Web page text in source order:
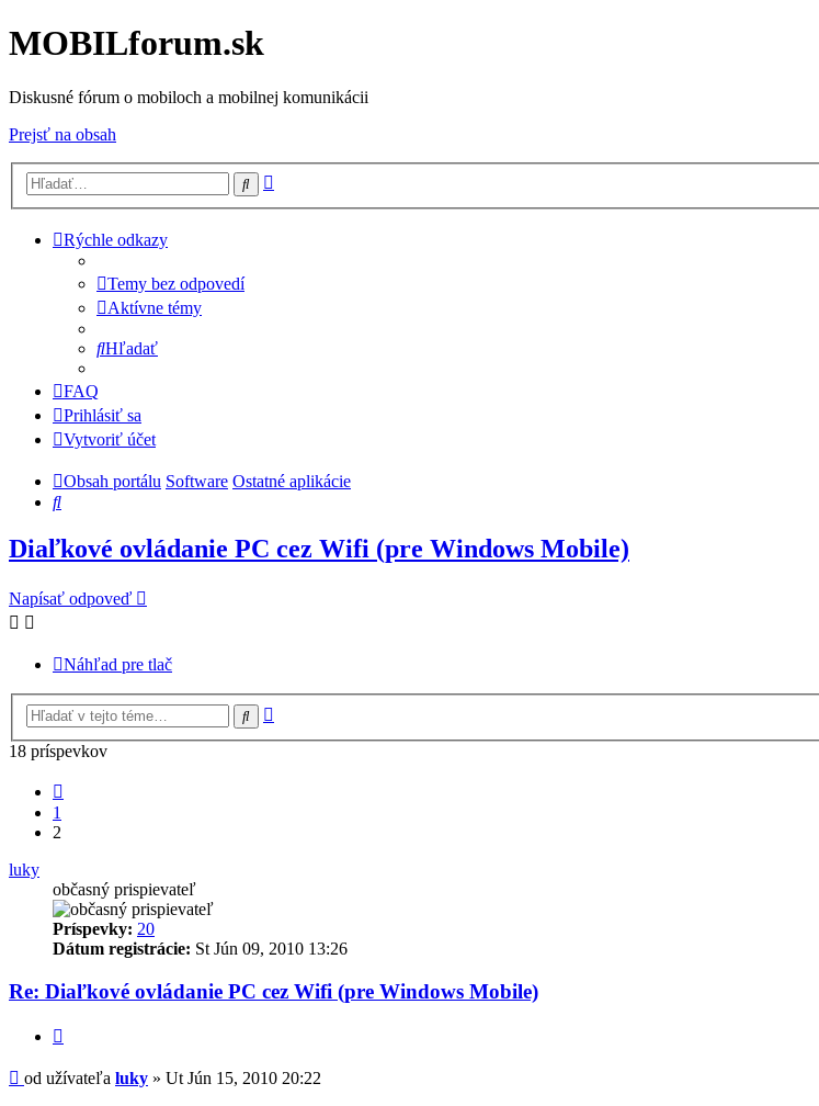
MOBILforum.sk
Diskusné fórum o mobiloch a mobilnej komunikácii
Prejsť na obsah
Hľadať
Rýchle odkazy
Temy bez odpovedí
Aktívne témy
Hľadať
FAQ
Prihlásiť sa
Vytvoriť účet
Obsah portálu Software Ostatné aplikácie
Hľadať
Diaľkové ovládanie PC cez Wifi (pre Windows Mobile)
Napísať odpoveď
Náhľad pre tlač
Hľadať
18 príspevkov
1
2
luky
občasný prispievateľ
Príspevky: 20
Dátum registrácie: St Jún 09, 2010 13:26
Re: Diaľkové ovládanie PC cez Wifi (pre Windows Mobile)
Príspevok
od užívateľa luky » Ut Jún 15, 2010 20:22